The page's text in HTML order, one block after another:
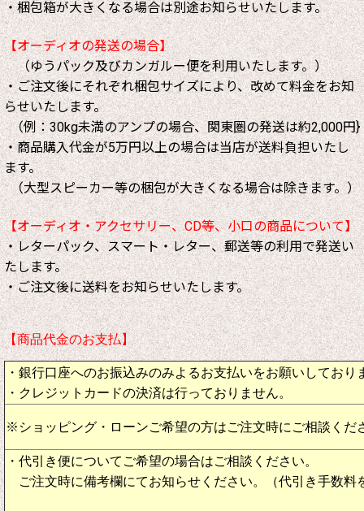
・梱包箱が大きくなる場合は別途お知らせいたします。
【オーディオの発送の場合】
（ゆうパック及びカンガルー便を利用いたします。）
・ご注文後にそれぞれ梱包サイズにより、改めて料金をお知
らせいたします。
（例：30kg未満のアンプの場合、関東圏の発送は約2,000円}
・商品購入代金が5万円以上の場合は当店が送料負担いたし
ます。
（大型スピーカー等の梱包が大きくなる場合は除きます。）
【オーディオ・アクセサリー、CD等、小口の商品について】
・レターパック、スマート・レター、郵送等の利用で発送い
たします。
・ご注文後に送料をお知らせいたします。
【商品代金のお支払】
・銀行口座へのお振込みのみよるお支払いをお願いしており
・クレジットカードの決済は行っておりません。
※ショッピング・ローンご希望の方はご注文時にご相談くだ
・代引き便についてご希望の場合はご相談ください。
ご注文時に備考欄にてお知らせください。（代引き手数料